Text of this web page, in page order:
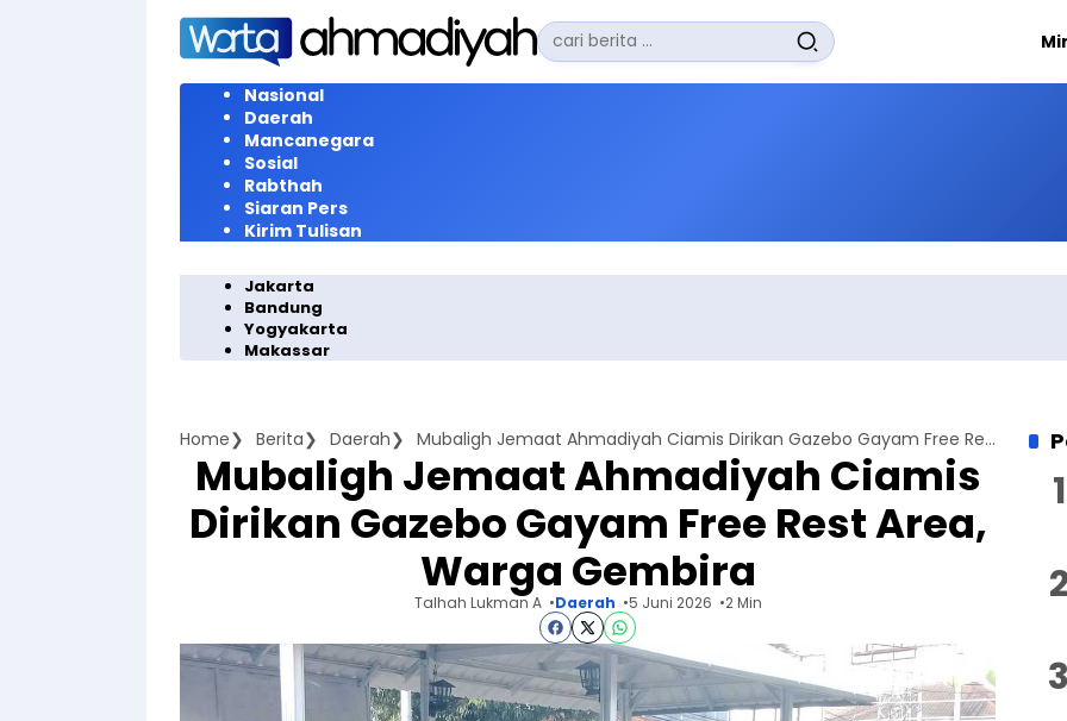
Langsung
konten
Pencarian
untuk:
Nasional
Daerah
Mancanegara
Sosial
Rabthah
Siaran Pers
Kirim Tulisan
Jakarta
Bandung
Yogyakarta
Makassar
Home Berita Daerah Mubaligh Jemaat Ahmadiyah Ciamis Dirikan Gazebo Gayam Free Rest Area, Warga Gembira
Mubaligh Jemaat Ahmadiyah Ciamis
Dirikan Gazebo Gayam Free Rest Area,
Warga Gembira
Talhah Lukman A Daerah 5 Juni 2026 2 Min